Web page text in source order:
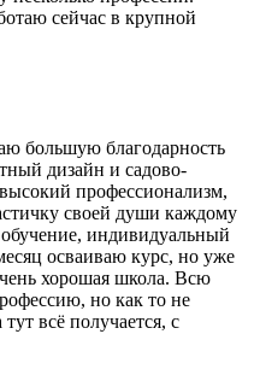
сейчас в крупной
большую благодарность
дизайн и садово-
профессионализм,
своей души каждому
индивидуальный
осваиваю курс, но уже
хорошая школа. Всю
но как то не
всё получается, с